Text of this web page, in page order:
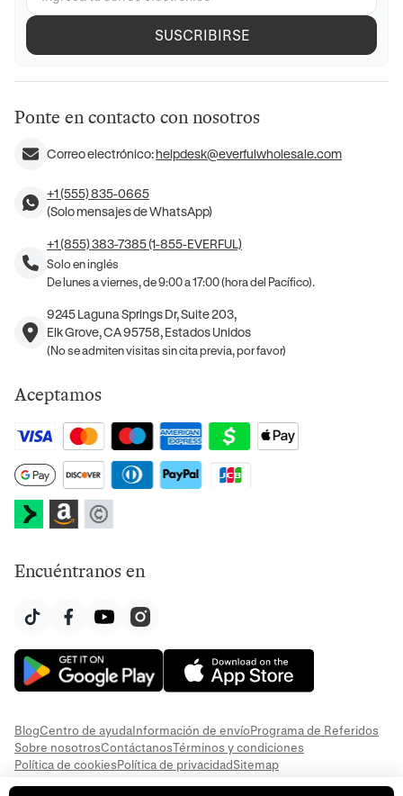
SUSCRIBIRSE
Ponte en contacto con nosotros
Correo electrónico:helpdesk@everfulwholesale.com
+1 (555) 835-0665
(Solo mensajes de WhatsApp)
+1 (855) 383-7385 (1-855-EVERFUL)
Solo en inglés
De lunes a viernes, de 9:00 a 17:00 (hora del Pacífico).
9245 Laguna Springs Dr, Suite 203,
Elk Grove, CA 95758, Estados Unidos
(No se admiten visitas sin cita previa, por favor)
Aceptamos
Encuéntranos en
BlogCentro de ayudaInformación de envíoPrograma de Referidos
Sobre nosotrosContáctanosTérminos y condiciones
Política de cookiesPolítica de privacidadSitemap